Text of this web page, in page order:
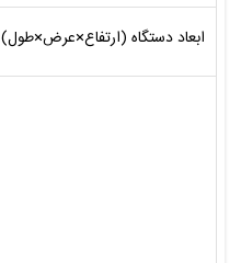
ابعاد دستگاه (ارتفاع×عرض×طول)